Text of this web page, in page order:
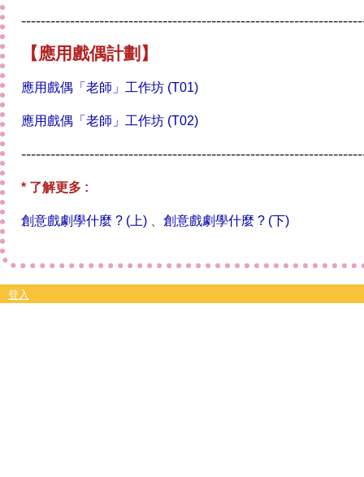
【應用戲偶計劃】
應用戲偶「老師」工作坊 (T01)
應用戲偶「老師」工作坊 (T02)
* 了解更多 :
創意戲劇學什麼 ? (上) 創意戲劇學什麼 ? (下)
登入